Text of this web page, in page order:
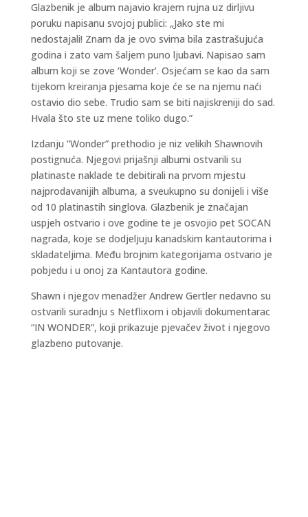
Glazbenik je album najavio krajem rujna uz dirljivu
poruku napisanu svojoj publici: „Jako ste mi
nedostajali! Znam da je ovo svima bila zastrašujuća
godina i zato vam šaljem puno ljubavi. Napisao sam
album koji se zove ‘Wonder’. Osjećam se kao da sam
tijekom kreiranja pjesama koje će se na njemu naći
ostavio dio sebe. Trudio sam se biti najiskreniji do sad.
Hvala što ste uz mene toliko dugo.”
Izdanju “Wonder” prethodio je niz velikih Shawnovih
postignuća. Njegovi prijašnji albumi ostvarili su
platinaste naklade te debitirali na prvom mjestu
najprodavanijih albuma, a sveukupno su donijeli i više
od 10 platinastih singlova. Glazbenik je značajan
uspjeh ostvario i ove godine te je osvojio pet SOCAN
nagrada, koje se dodjeljuju kanadskim kantautorima i
skladateljima. Među brojnim kategorijama ostvario je
pobjedu i u onoj za Kantautora godine.
Shawn i njegov menadžer Andrew Gertler nedavno su
ostvarili suradnju s Netflixom i objavili dokumentarac
“IN WONDER”, koji prikazuje pjevačev život i njegovo
glazbeno putovanje.